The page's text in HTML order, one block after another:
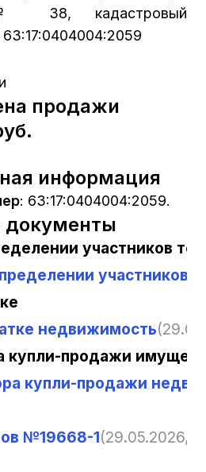
№ 38, кадастровый
продажи
информация
: 63:17:0404004:2059.
документы
участников
участников
недвижимость
купли-продажи
купли-продажи
№19668-1(29.05.2026,